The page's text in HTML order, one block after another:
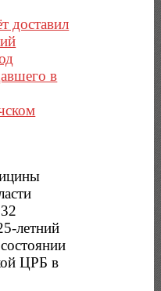
доставил
в
летний
ЦРБ в